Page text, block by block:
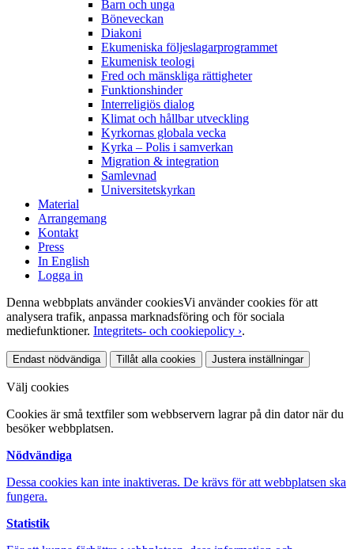
Barn och unga
Böneveckan
Diakoni
Ekumeniska följeslagarprogrammet
Ekumenisk teologi
Fred och mänskliga rättigheter
Funktionshinder
Interreligiös dialog
Klimat och hållbar utveckling
Kyrkornas globala vecka
Kyrka – Polis i samverkan
Migration & integration
Samlevnad
Universitetskyrkan
Material
Arrangemang
Kontakt
Press
In English
Logga in
Denna webbplats använder cookiesVi använder cookies för att
analysera trafik, anpassa marknadsföring och för sociala
mediefunktioner. Integritets- och cookiepolicy ›.
Endast nödvändiga Tillåt alla cookies Justera inställningar
Välj cookies
Cookies är små textfiler som webbservern lagrar på din dator när du
besöker webbplatsen.
Nödvändiga
Dessa cookies kan inte inaktiveras. De krävs för att webbplatsen ska
fungera.
Statistik